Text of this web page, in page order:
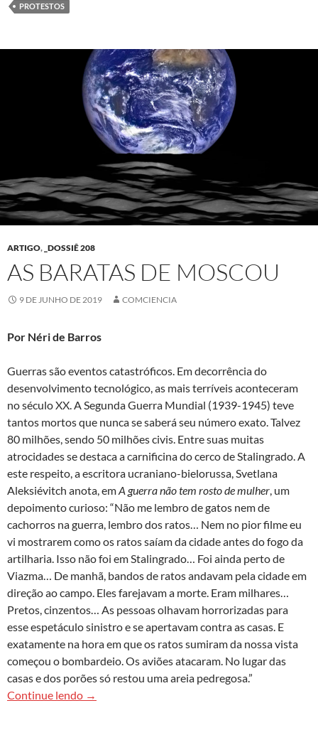
PROTESTOS
ARTIGO, _DOSSIÊ 208
AS BARATAS DE MOSCOU
9 DE JUNHO DE 2019 COMCIENCIA
Por Néri de Barros
Guerras são eventos catastróficos. Em decorrência do
desenvolvimento tecnológico, as mais terríveis aconteceram
no século XX. A Segunda Guerra Mundial (1939-1945) teve
tantos mortos que nunca se saberá seu número exato. Talvez
80 milhões, sendo 50 milhões civis. Entre suas muitas
atrocidades se destaca a carnificina do cerco de Stalingrado. A
este respeito, a escritora ucraniano-bielorussa, Svetlana
Aleksiévitch anota, emA guerra não tem rosto de mulher , um
depoimento curioso: “Não me lembro de gatos nem de
cachorros na guerra, lembro dos ratos… Nem no pior filme eu
vi mostrarem como os ratos saíam da cidade antes do fogo da
artilharia. Isso não foi em Stalingrado… Foi ainda perto de
Viazma… De manhã, bandos de ratos andavam pela cidade em
direção ao campo. Eles farejavam a morte. Eram milhares…
Pretos, cinzentos… As pessoas olhavam horrorizadas para
esse espetáculo sinistro e se apertavam contra as casas. E
exatamente na hora em que os ratos sumiram da nossa vista
começou o bombardeio. Os aviões atacaram. No lugar das
casas e dos porões só restou uma areia pedregosa.”
Continue lendo
As baratas de Moscou
→